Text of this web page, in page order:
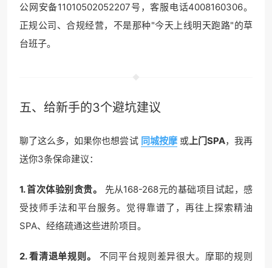
公网安备11010502052207号，客服电话4008160306。
正规公司、合规经营，不是那种"今天上线明天跑路"的草
台班子。
五、给新手的3个避坑建议
聊了这么多，如果你也想尝试 同城按摩 或上门SPA，我再
送你3条保命建议：
1. 首次体验别贪贵。
先从168-268元的基础项目试起，感
受技师手法和平台服务。觉得靠谱了，再往上探索精油
SPA、经络疏通这些进阶项目。
2. 看清退单规则。
不同平台规则差异很大。摩耶的规则